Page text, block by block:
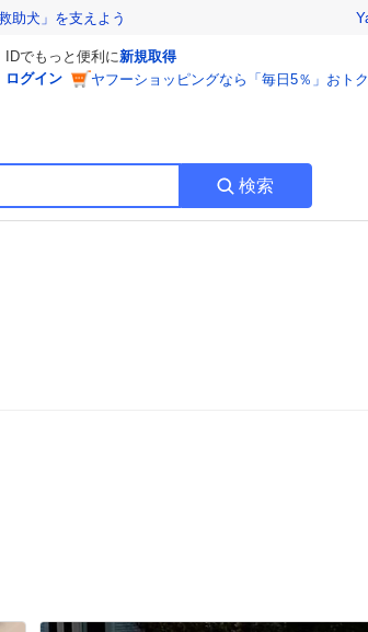
助犬」を支えよう
IDでもっと便利に新規取得
ログイン
ヤフーショッピングなら「毎日5％」おトク
検索